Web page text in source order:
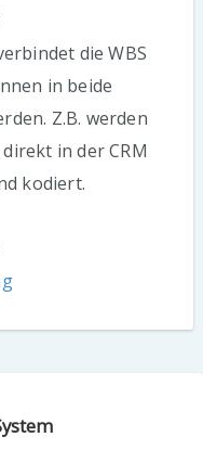
die WBS
in beide
Z.B. werden
in der CRM
kodiert.